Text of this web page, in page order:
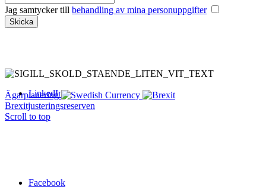
LinkedIn
Facebook
Jag samtycker till behandling av mina personuppgifter
Ägarplanering
Brexitjusteringsreserven
Scroll to top